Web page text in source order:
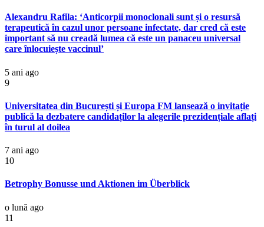
Alexandru Rafila: ‘Anticorpii monoclonali sunt și o resursă
terapeutică în cazul unor persoane infectate, dar cred că este
important să nu creadă lumea că este un panaceu universal
care înlocuiește vaccinul’
5 ani ago
9
Universitatea din București și Europa FM lansează o invitație
publică la dezbatere candidaților la alegerile prezidențiale aflați
în turul al doilea
7 ani ago
10
Betrophy Bonusse und Aktionen im Überblick
o lună ago
11